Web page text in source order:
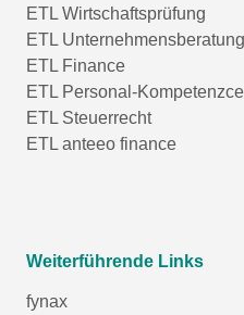
ETL Wirtschaftsprüfung
ETL Unternehmensberatung
ETL Finance
ETL Personal-
ETL Steuerrecht
ETL anteeo finance
Weiterführende Links
fynax